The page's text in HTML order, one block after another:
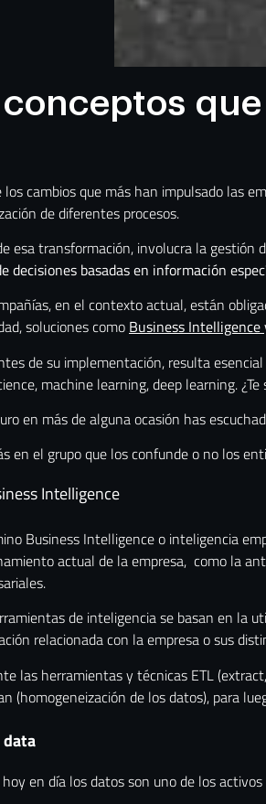
los cambios que más han impulsado las
de diferentes procesos.
esa transformación, involucra la gestión
decisiones basadas en información
en el contexto actual, están
soluciones como Business Intelligence
de su implementación, resulta
machine learning, deep learning. ¿Te
en más de alguna ocasión has
en el grupo que los confunde o no los
Intelligence
Business Intelligence o inteligencia
actual de la empresa, como la
de inteligencia se basan en la
relacionada con la empresa o sus
las herramientas y técnicas ETL
(homogeneización de los datos), para
hoy en día los datos son uno de los